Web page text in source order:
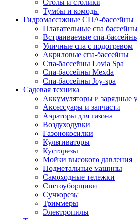
Столы и столики
Тумбы и комоды
Гидромассажные СПА-бассейны
Плавательные спа бассейны
Встраиваемые спа-
Уличные спа с подогревом
Акриловые спа-бассейны
Спа-бассейны Lovia Spa
Спа-бассейны Mexda
Спа-бассейны Joy-spa
Садовая техника
Аккумуляторы и зарядные
Аксессуары и запчасти
Аэраторы для газона
Воздуходувки
Газонокосилки
Культиваторы
Кусторезы
Мойки высокого давления
Подметальные машины
Самоходные тележки
Снегоуборщики
Сучкорезы
Триммеры
Электропилы